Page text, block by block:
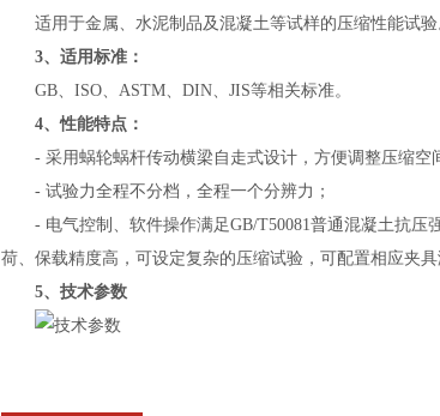
适用于金属、水泥制品及混凝土等试样的压缩性能试验
3、适用标准：
GB、ISO、ASTM、DIN、JIS等相关标准。
4、性能特点：
- 采用蜗轮蜗杆传动横梁自走式设计，方便调整压缩空
- 试验力全程不分档，全程一个分辨力；
- 电气控制、软件操作满足GB/T50081普通混凝土抗压
荷、保载精度高，可设定复杂的压缩试验，可配置相应夹具
5、技术参数